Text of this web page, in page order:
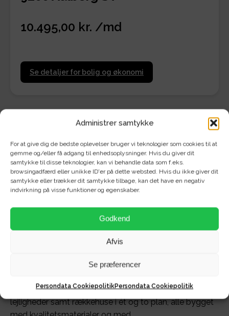
Administrer samtykke
For at give dig de bedste oplevelser bruger vi teknologier som cookies til at
gemme og/eller få adgang til enhedsoplysninger. Hvis du giver dit
samtykke til disse teknologier, kan vi behandle data som f.eks.
browsingadfærd eller unikke ID'er på dette websted. Hvis du ikke giver dit
samtykke eller trækker dit samtykke tilbage, kan det have en negativ
indvirkning på visse funktioner og egenskaber.
Godkend
Afvis
Se præferencer
Persondata CookiepolitikPersondata Cookiepolitik
10.495,00 kr. /md
Se detaljer for bolig og økonomi
Om området - Poul Anker
Bechs Vej 232 - 394
(Sofiendalsparken)
Velkommen til Sofiendalsparken – et moderne og
attraktivt boligprojekt i Aalborg SV, der tilbyder smukke
unge par, børnefamilier og seniorer.
I Sofiendalsparken finder I både 3- og 4-værelses
lejligheder samt rækkehuse i ét og to plan, alle bygget